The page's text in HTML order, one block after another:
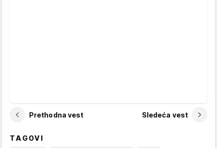
Prethodna vest Sledeća vest
TAGOVI